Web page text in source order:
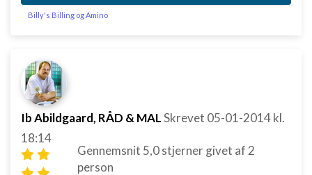
Billy's Billing og Amino
Ib Abildgaard, RÅD & MALSkrevet 05-01-2014kl.
18:14
Gennemsnit 5,0stjerner givet af 2
person